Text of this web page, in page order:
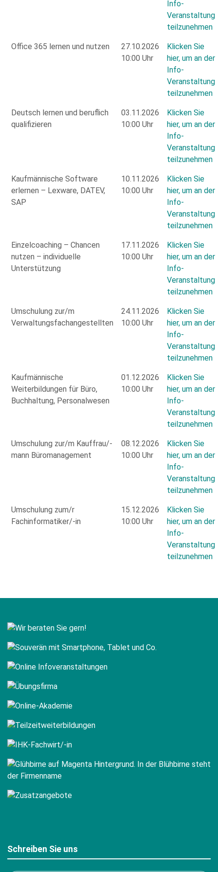
Info-
Veranstaltung
teilzunehmen
Office 365 lernen und nutzen
27.10.2026
10:00 Uhr
Klicken Sie
hier, um an der
Info-
Veranstaltung
teilzunehmen
Deutsch lernen und beruflich
qualifizieren
03.11.2026
10:00 Uhr
Klicken Sie
hier, um an der
Info-
Veranstaltung
teilzunehmen
Kaufmännische Software
erlernen – Lexware, DATEV,
SAP
10.11.2026
10:00 Uhr
Klicken Sie
hier, um an der
Info-
Veranstaltung
teilzunehmen
Einzelcoaching – Chancen
nutzen – individuelle
Unterstützung
17.11.2026
10:00 Uhr
Klicken Sie
hier, um an der
Info-
Veranstaltung
teilzunehmen
Umschulung zur/m
Verwaltungsfachangestellten
24.11.2026
10:00 Uhr
Klicken Sie
hier, um an der
Info-
Veranstaltung
teilzunehmen
Kaufmännische
Weiterbildungen für Büro,
Buchhaltung, Personalwesen
01.12.2026
10:00 Uhr
Klicken Sie
hier, um an der
Info-
Veranstaltung
teilzunehmen
Umschulung zur/m Kauffrau/-
mann Büromanagement
08.12.2026
10:00 Uhr
Klicken Sie
hier, um an der
Info-
Veranstaltung
teilzunehmen
Umschulung zum/r
Fachinformatiker/-in
15.12.2026
10:00 Uhr
Klicken Sie
hier, um an der
Info-
Veranstaltung
teilzunehmen
Schreiben Sie uns